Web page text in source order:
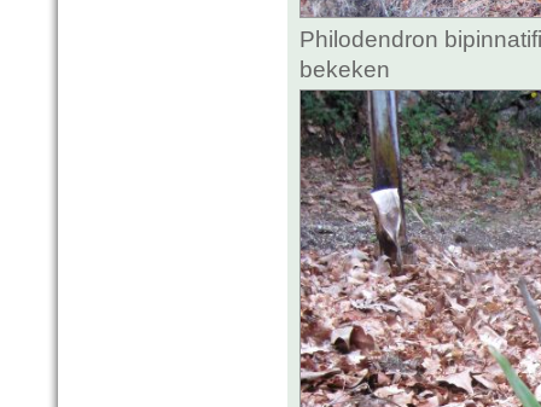
Philodendron
bekeken